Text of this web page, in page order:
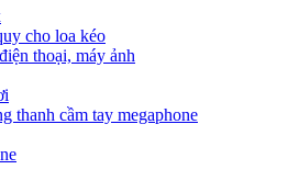
cho loa kéo
thoại, máy ảnh
thanh cầm tay megaphone